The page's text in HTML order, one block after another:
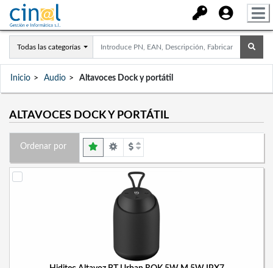
Todas las categorías
Inicio Audio Altavoces Dock y portátil
ALTAVOCES DOCK Y PORTÁTIL
Ordenar por